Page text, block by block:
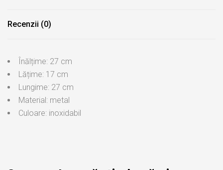
Recenzii (0)
Înălțime: 27 cm
Lățime: 17 cm
Lungime: 27 cm
Material: metal
Culoare: inoxidabil